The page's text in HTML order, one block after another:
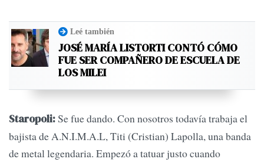
Leé también
JOSÉ MARÍA LISTORTI CONTÓ CÓMO
FUE SER COMPAÑERO DE ESCUELA DE
LOS MILEI
Staropoli:Se fue dando. Con nosotros todavía trabaja el
bajista de A.N.I.M.A.L, Titi (Cristian) Lapolla, una banda
de metal legendaria. Empezó a tatuar justo cuando